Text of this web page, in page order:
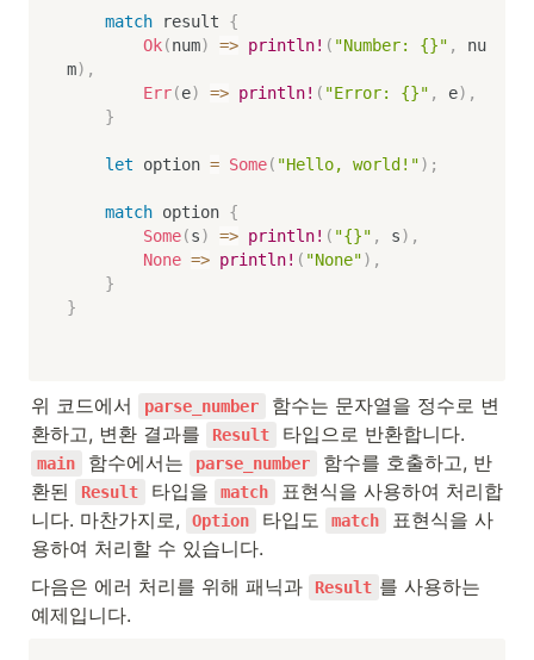
match result {
Ok(num) => println! ( "Number: {}" ,
nu
m) ,
Err(e) => println! ( "Error: {}" , e) ,
}
let option = Some( "Hello, world!") ;
match option {
Some(s) => println! ( "{}" , s) ,
None => println! ( "None") ,
}
}
위 코드에서 parse_number
함수는 문자열을 정수로 변
환하고, 변환 결과를
Result
main 함수에서는 parse_number
함수를 호출하고, 반
환된
Result 타입을 match
표현식을 사용하여 처리합
니다. 마찬가지로,
Option 타입도 match
표현식을 사
용하여 처리할 수 있습니다.
다음은 에러 처리를 위해 패닉과
Result 를 사용하는
예제입니다.